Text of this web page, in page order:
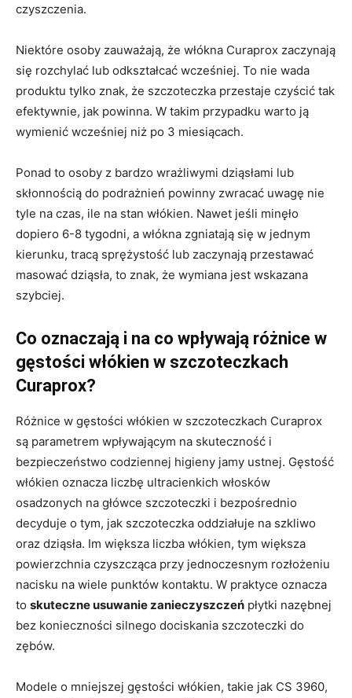
czyszczenia.
Niektóre osoby zauważają, że włókna Curaprox zaczynają
się rozchylać lub odkształcać wcześniej. To nie wada
produktu tylko znak, że szczoteczka przestaje czyścić tak
efektywnie, jak powinna. W takim przypadku warto ją
wymienić wcześniej niż po 3 miesiącach.
Ponad to osoby z bardzo wrażliwymi dziąsłami lub
skłonnością do podrażnień powinny zwracać uwagę nie
tyle na czas, ile na stan włókien. Nawet jeśli minęło
dopiero 6-8 tygodni, a włókna zgniatają się w jednym
kierunku, tracą sprężystość lub zaczynają przestawać
masować dziąsła, to znak, że wymiana jest wskazana
szybciej.
Co oznaczają i na co wpływają różnice w
gęstości włókien w szczoteczkach
Curaprox?
Różnice w gęstości włókien w szczoteczkach Curaprox
są parametrem wpływającym na skuteczność i
bezpieczeństwo codziennej higieny jamy ustnej. Gęstość
włókien oznacza liczbę ultracienkich włosków
osadzonych na główce szczoteczki i bezpośrednio
decyduje o tym, jak szczoteczka oddziałuje na szkliwo
oraz dziąsła. Im większa liczba włókien, tym większa
powierzchnia czyszcząca przy jednoczesnym rozłożeniu
nacisku na wiele punktów kontaktu. W praktyce oznacza
to skuteczne usuwanie zanieczyszczeń płytki nazębnej
bez konieczności silnego dociskania szczoteczki do
zębów.
Modele o mniejszej gęstości włókien, takie jak CS 3960,